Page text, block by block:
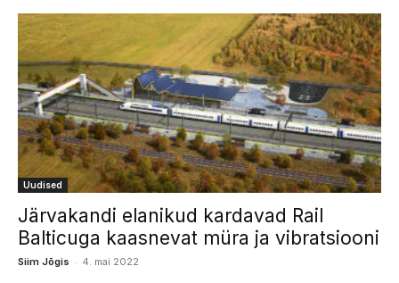
Uudised
Järvakandi elanikud kardavad Rail
Balticuga kaasnevat müra ja vibratsiooni
Siim Jõgis - 4. mai 2022